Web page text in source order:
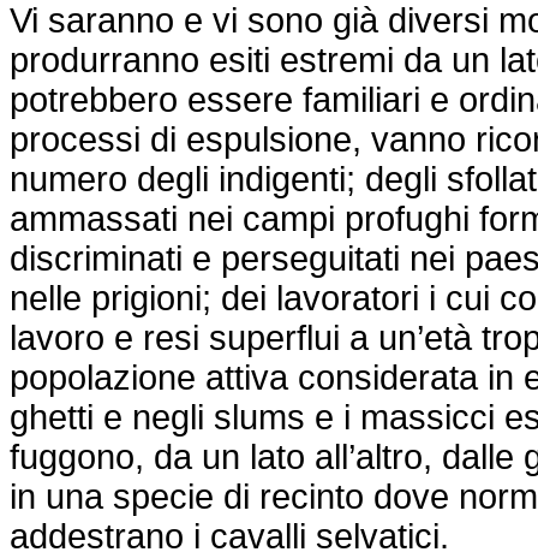
Vi saranno e vi sono già diversi
produrranno esiti estremi da un
potrebbero essere familiari e
processi di espulsione, vanno
numero degli indigenti; degli
ammassati nei campi profughi
discriminati e perseguitati nei
nelle prigioni; dei lavoratori i cui
lavoro e resi superflui a un’età
popolazione attiva considerata in
ghetti e negli slums e i massicci
fuggono, da un lato all’altro, dalle
in una specie di recinto dove
addestrano i cavalli selvatici.